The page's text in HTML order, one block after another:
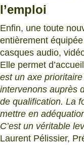
l’emploi
Enfin, une toute
entièrement
casques audio,
Elle permet
est un axe
intervenons auprès
de qualification. La
mettre en
C’est un véritable
Laurent Pélissier,